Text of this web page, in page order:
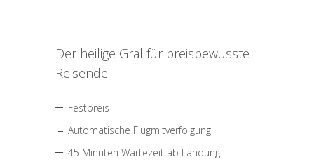
Der heilige Gral für preisbewusste
Reisende
Festpreis
Automatische Flugmitverfolgung
45 Minuten Wartezeit ab Landung